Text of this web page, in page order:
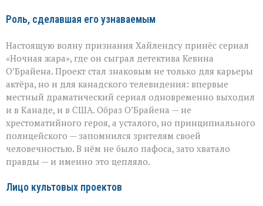
Роль, сделавшая его узнаваемым
Настоящую волну признания Хайлендсу принёс сериал
«Ночная жара», где он сыграл детектива Кевина
О’Брайена. Проект стал знаковым не только для карьеры
актёра, но и для канадского телевидения: впервые
местный драматический сериал одновременно выходил
и в Канаде, и в США. Образ О’Брайена — не
хрестоматийного героя, а усталого, но принципиального
полицейского — запомнился зрителям своей
человечностью. В нём не было пафоса, зато хватало
правды — и именно это цепляло.
Лицо культовых проектов